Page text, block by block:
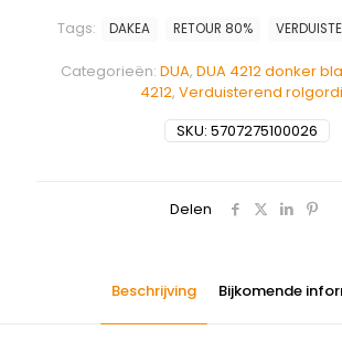
SKU: 5707275100026
Categorieën: DUA, DUA 4212 donker
4212, Verduisterend
Tags: DAKEA RETOUR 80%
Delen
Beschrijving Bijkomende